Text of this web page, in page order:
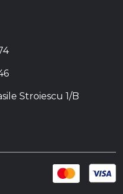
Stroiescu 1/B